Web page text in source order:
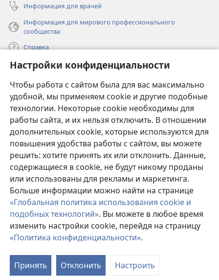
Настройки конфиденциальности
Чтобы работа с сайтом была для вас максимально
удобной, мы применяем cookie и другие подобные
технологии. Некоторые cookie необходимы для
работы сайта, и их нельзя отключить. В отношении
дополнительных cookie, которые используются для
повышения удобства работы с сайтом, вы можете
решить: хотите принять их или отклонить. Данные,
содержащиеся в cookie, не будут никому проданы
или использованы для рекламы и маркетинга.
Больше информации можно найти на странице
«Глобальная политика использования cookie и
подобных технологий». Вы можете в любое время
изменить настройки cookie, перейдя на страницу
«Политика конфиденциальности».
Принять Отклонить Настроить
Информация для врачей
Информация для мирового профессионального
сообщества
Справка
Пожертвования
в
новом
окне)
ОНЛАЙН-БИБЛИОТЕКА Сторожевой башни
(открывается
новом
окне)
JW Hub®
(открывается
в
новом
окне)
JW Library ®
Watchtower Library
Copyright© 2026 Watch Tower Bible and Tract Society of Pennsylvania.
УСЛОВИЯ ИСПОЛЬЗОВАНИЯ|ПОЛИТИКА
КОНФИДЕНЦИАЛЬНОСТИ
КОНФИДЕНЦИАЛЬНОСТИ